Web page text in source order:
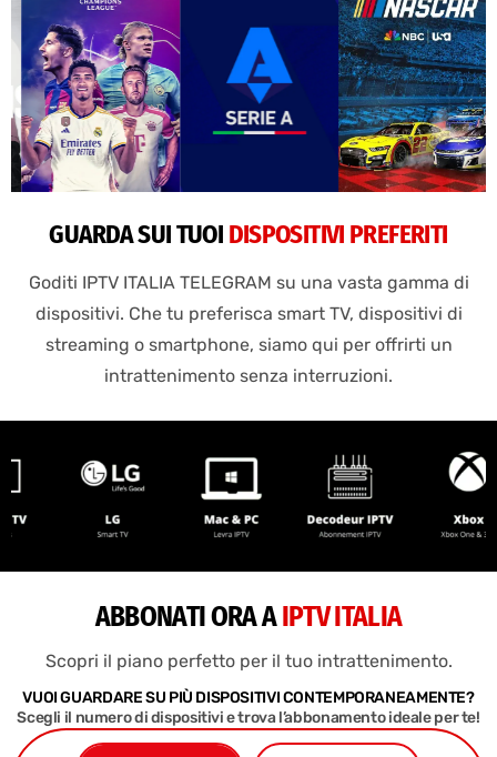
GUARDA SUI TUOI DISPOSITIVI PREFERITI
Goditi IPTV ITALIA TELEGRAM su una vasta gamma di
dispositivi. Che tu preferisca smart TV, dispositivi di
streaming o smartphone, siamo qui per offrirti un
intrattenimento senza interruzioni.
ABBONATI ORA AIPTV ITALIA
Scopri il piano perfetto per il tuo intrattenimento.
VUOI GUARDARE SU PIÙ DISPOSITIVI CONTEMPORANEAMENTE?
Scegli il numero di dispositivi e trova l’abbonamento ideale per te!